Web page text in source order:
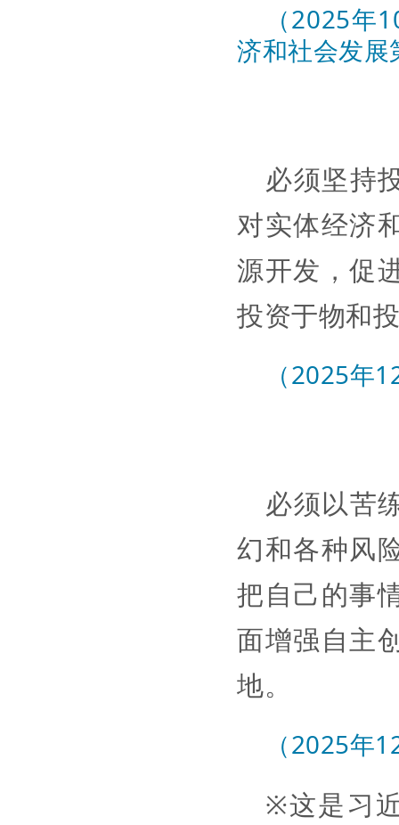
（2025年
济和社会发
必须坚持
对实体经济
源开发，促
投资于物和
（2025年
必须以苦
幻和各种风
把自己的事
面增强自主
地。
（2025年
※这是习